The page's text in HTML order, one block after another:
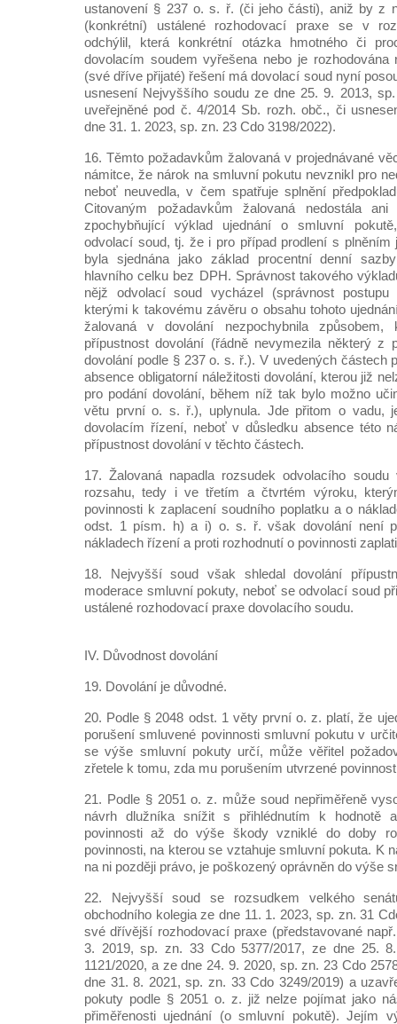
ustanovení § 237 o. s. ř. (či jeho části), aniž by z
(konkrétní) ustálené rozhodovací praxe se v
odchýlil, která konkrétní otázka hmotného či
dovolacím soudem vyřešena nebo je rozhodována
(své dříve přijaté) řešení má dovolací soud nyní
usnesení Nejvyššího soudu ze dne 25. 9. 2013,
uveřejněné pod č. 4/2014 Sb. rozh. obč., či
dne 31. 1. 2023, sp. zn. 23 Cdo 3198/2022).
16. Těmto požadavkům žalovaná v projednávané
námitce, že nárok na smluvní pokutu nevznikl pro
neboť neuvedla, v čem spatřuje splnění
Citovaným požadavkům žalovaná nedostála
zpochybňující výklad ujednání o smluvní
odvolací soud, tj. že i pro případ prodlení s plněním
byla sjednána jako základ procentní denní
hlavního celku bez DPH. Správnost takového
nějž odvolací soud vycházel (správnost postupu
kterými k takovému závěru o obsahu tohoto
žalovaná v dovolání nezpochybnila
přípustnost dovolání (řádně nevymezila některý z
dovolání podle § 237 o. s. ř.). V uvedených částech
absence obligatorní náležitosti dovolání, kterou již
pro podání dovolání, během níž tak bylo možno
větu první o. s. ř.), uplynula. Jde přitom o vadu,
dovolacím řízení, neboť v důsledku absence této
přípustnost dovolání v těchto částech.
17. Žalovaná napadla rozsudek odvolacího
rozsahu, tedy i ve třetím a čtvrtém výroku,
povinnosti k zaplacení soudního poplatku a o
odst. 1 písm. h) a i) o. s. ř. však dovolání není
nákladech řízení a proti rozhodnutí o povinnosti
18. Nejvyšší soud však shledal dovolání
moderace smluvní pokuty, neboť se odvolací soud
ustálené rozhodovací praxe dovolacího soudu.
IV. Důvodnost dovolání
19. Dovolání je důvodné.
20. Podle § 2048 odst. 1 věty první o. z. platí, že
porušení smluvené povinnosti smluvní pokutu v
se výše smluvní pokuty určí, může věřitel
zřetele k tomu, zda mu porušením utvrzené
21. Podle § 2051 o. z. může soud nepřiměřeně
návrh dlužníka snížit s přihlédnutím k hodnotě
povinnosti až do výše škody vzniklé do doby
povinnosti, na kterou se vztahuje smluvní pokuta. K
na ni později právo, je poškozený oprávněn do výše
22. Nejvyšší soud se rozsudkem velkého
obchodního kolegia ze dne 11. 1. 2023, sp. zn. 31
své dřívější rozhodovací praxe (představované
3. 2019, sp. zn. 33 Cdo 5377/2017, ze dne 25.
1121/2020, a ze dne 24. 9. 2020, sp. zn. 23 Cdo
dne 31. 8. 2021, sp. zn. 33 Cdo 3249/2019) a
pokuty podle § 2051 o. z. již nelze pojímat jako
přiměřenosti ujednání (o smluvní pokutě). Jejím